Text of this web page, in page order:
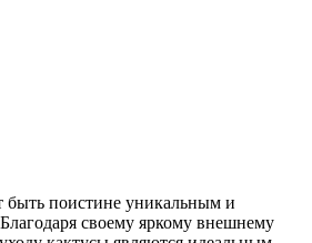
быть поистине уникальным и
своему яркому внешнему